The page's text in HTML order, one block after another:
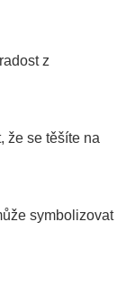
z
že se těšíte na
symbolizovat